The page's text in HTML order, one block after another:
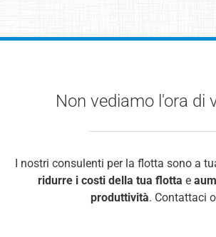
Non vediamo l'ora di
I nostri consulenti per la flotta sono a
ridurre i costi della tua flotta e
produttività. Contattaci